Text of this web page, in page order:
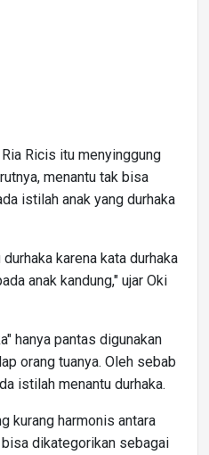
Ricis itu menyinggung
menantu tak bisa
istilah anak yang durhaka
karena kata durhaka
anak kandung," ujar Oki
hanya pantas digunakan
orang tuanya. Oleh sebab
istilah menantu durhaka.
kurang harmonis antara
dikategorikan sebagai